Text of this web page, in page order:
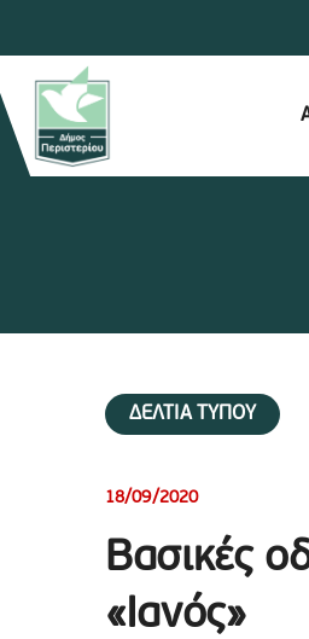
ΔΕΛΤΙΑ ΤΥΠΟΥ
18/09/2020
Βασικές
«Ιανός»